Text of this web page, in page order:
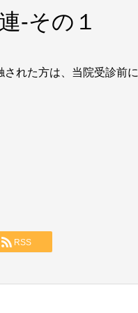
-その１
れた方は、当院受診前に
RSS